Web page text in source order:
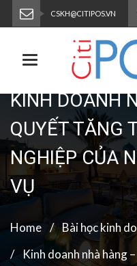
CSKH@CITIPOS.VN
Toggle navigation
KINH DOANH
QUYẾT TĂNG
NGHIỆP CỦA
VỤ
Home
Bài học kinh
Kinh doanh nhà hàng